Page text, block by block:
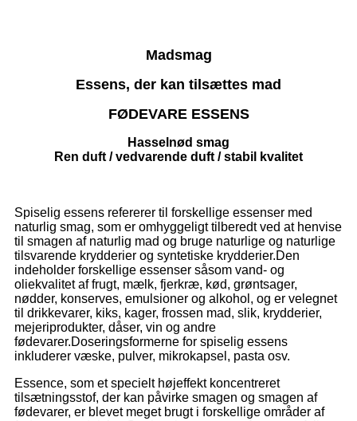
Madsmag
Essens, der kan tilsættes mad
FØDEVARE ESSENS
Hasselnød smag
Ren duft / vedvarende duft / stabil kvalitet
Spiselig essens refererer til forskellige essenser med
naturlig smag, som er omhyggeligt tilberedt ved at henvise
til smagen af ​​naturlig mad og bruge naturlige og naturlige
tilsvarende krydderier og syntetiske krydderier.Den
indeholder forskellige essenser såsom vand- og
oliekvalitet af frugt, mælk, fjerkræ, kød, grøntsager,
nødder, konserves, emulsioner og alkohol, og er velegnet
til drikkevarer, kiks, kager, frossen mad, slik, krydderier,
mejeriprodukter, dåser, vin og andre
fødevarer.Doseringsformerne for spiselig essens
inkluderer væske, pulver, mikrokapsel, pasta osv.
Essence, som et specielt højeffekt koncentreret
tilsætningsstof, der kan påvirke smagen og smagen af ​​
fødevarer, er blevet meget brugt i forskellige områder af